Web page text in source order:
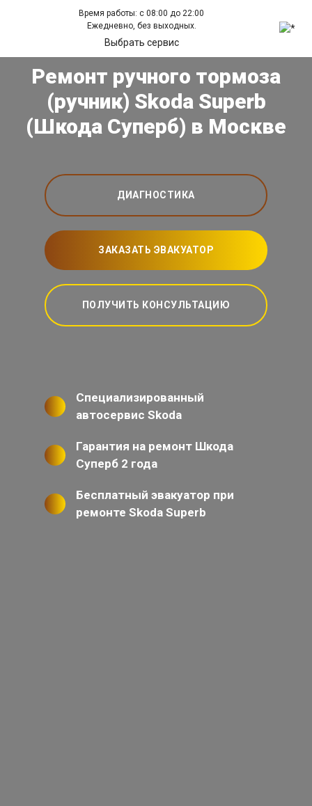
Время работы: с 08:00 до 22:00
Ежедневно, без выходных.
Выбрать сервис
Ремонт ручного тормоза
(ручник) Skoda Superb
(Шкода Суперб) в Москве
ДИАГНОСТИКА
ЗАКАЗАТЬ ЭВАКУАТОР
ПОЛУЧИТЬ КОНСУЛЬТАЦИЮ
Специализированный
автосервис Skoda
Гарантия на ремонт Шкода
Суперб 2 года
Бесплатный эвакуатор при
ремонте Skoda Superb